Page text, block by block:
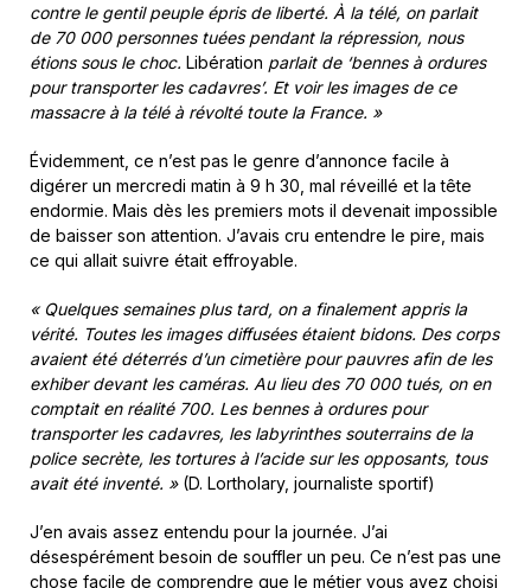
contre le gentil peuple épris de liberté. À la télé, on parlait
de 70 000 personnes tuées pendant la répression, nous
étions sous le choc. Libération parlait de ‘bennes à ordures
pour transporter les cadavres’. Et voir les images de ce
massacre à la télé à révolté toute la France. »
Évidemment, ce n’est pas le genre d’annonce facile à
digérer un mercredi matin à 9 h 30, mal réveillé et la tête
endormie. Mais dès les premiers mots il devenait impossible
de baisser son attention. J’avais cru entendre le pire, mais
ce qui allait suivre était effroyable.
« Quelques semaines plus tard, on a finalement appris la
vérité. Toutes les images diffusées étaient bidons. Des corps
avaient été déterrés d’un cimetière pour pauvres afin de les
exhiber devant les caméras. Au lieu des 70 000 tués, on en
comptait en réalité 700. Les bennes à ordures pour
transporter les cadavres, les labyrinthes souterrains de la
police secrète, les tortures à l’acide sur les opposants, tous
avait été inventé. »(D. Lortholary, journaliste sportif)
J’en avais assez entendu pour la journée. J’ai
désespérément besoin de souffler un peu. Ce n’est pas une
chose facile de comprendre que le métier vous avez choisi